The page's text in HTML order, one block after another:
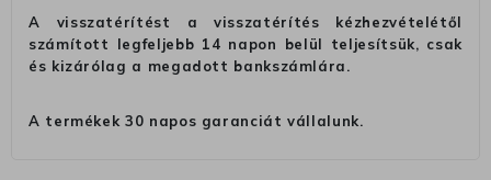
A visszatérítést a visszatérítés kézhezvételétől
számított legfeljebb 14 napon belül teljesítsük, csak
és kizárólag a megadott bankszámlára.
A termékek 30 napos garanciát vállalunk.